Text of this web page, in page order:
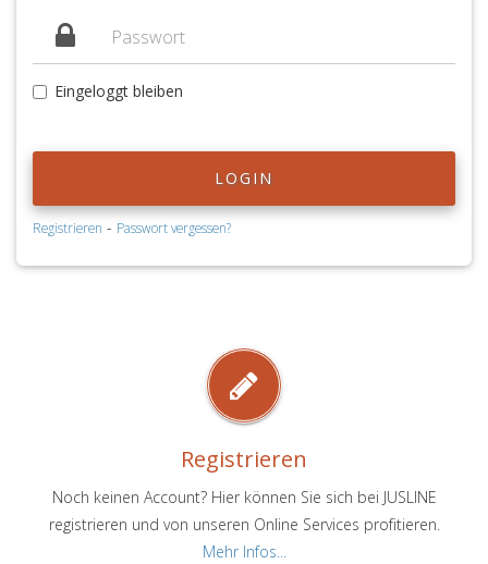
Eingeloggt bleiben
LOGIN
Registrieren - Passwort vergessen?
Registrieren
Noch keinen Account? Hier können Sie sich bei JUSLINE
registrieren und von unseren Online Services profitieren.
Mehr Infos...